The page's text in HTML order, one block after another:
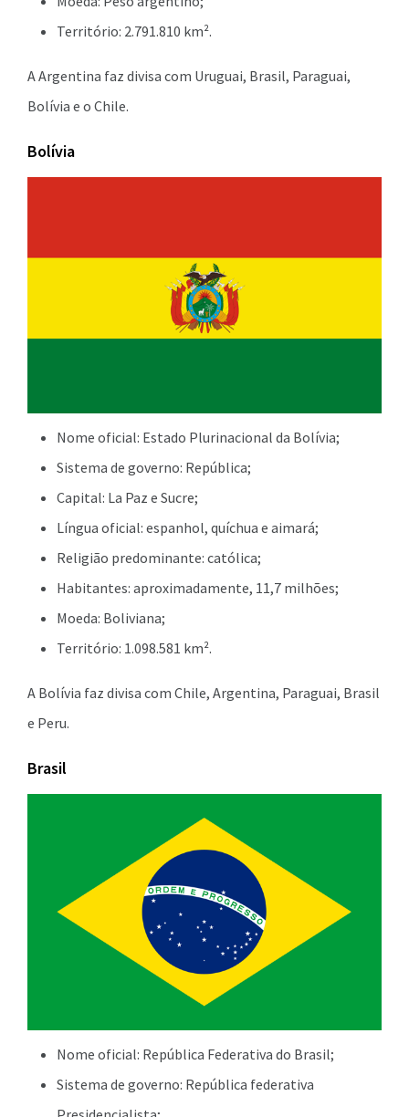
Território: 2.791.810 km².
A Argentina faz divisa com Uruguai, Brasil, Paraguai,
Bolívia e o Chile.
Bolívia
Nome oficial: Estado Plurinacional da Bolívia;
Sistema de governo: República;
Capital: La Paz e Sucre;
Língua oficial: espanhol, quíchua e aimará;
Religião predominante: católica;
Habitantes: aproximadamente, 11,7 milhões;
Moeda: Boliviana;
Território: 1.098.581 km².
A Bolívia faz divisa com Chile, Argentina, Paraguai, Brasil
e Peru.
Brasil
Nome oficial: República Federativa do Brasil;
Sistema de governo: República federativa